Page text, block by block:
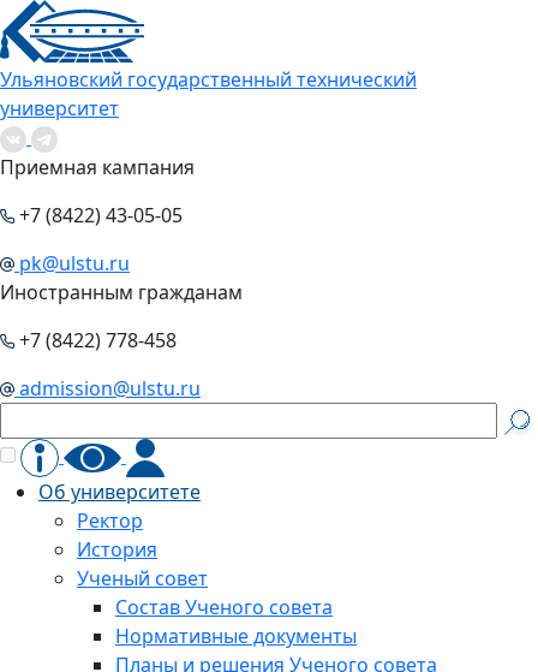
Ульяновский государственный технический
университет
Приемная кампания
+7 (8422) 43-05-05
pk@ulstu.ru
Иностранным гражданам
+7 (8422) 778-458
admission@ulstu.ru
Об университете
Ректор
История
Ученый совет
Состав Ученого совета
Нормативные документы
Планы и решения Ученого совета